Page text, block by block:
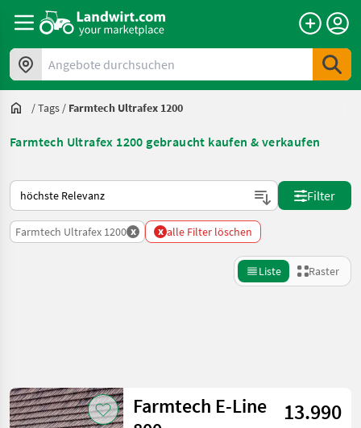
Angebote durchsuchen
/Tags / Farmtech Ultrafex 1200
Farmtech Ultrafex 1200 gebraucht kaufen & verkaufen
So wird auf Landwirt.com sortiert
Filter
Farmtech Ultrafex 1200 x x alle Filter löschen
Liste Raster
Kategorie 2 Land Filter
Farmtech E-Line
13.990